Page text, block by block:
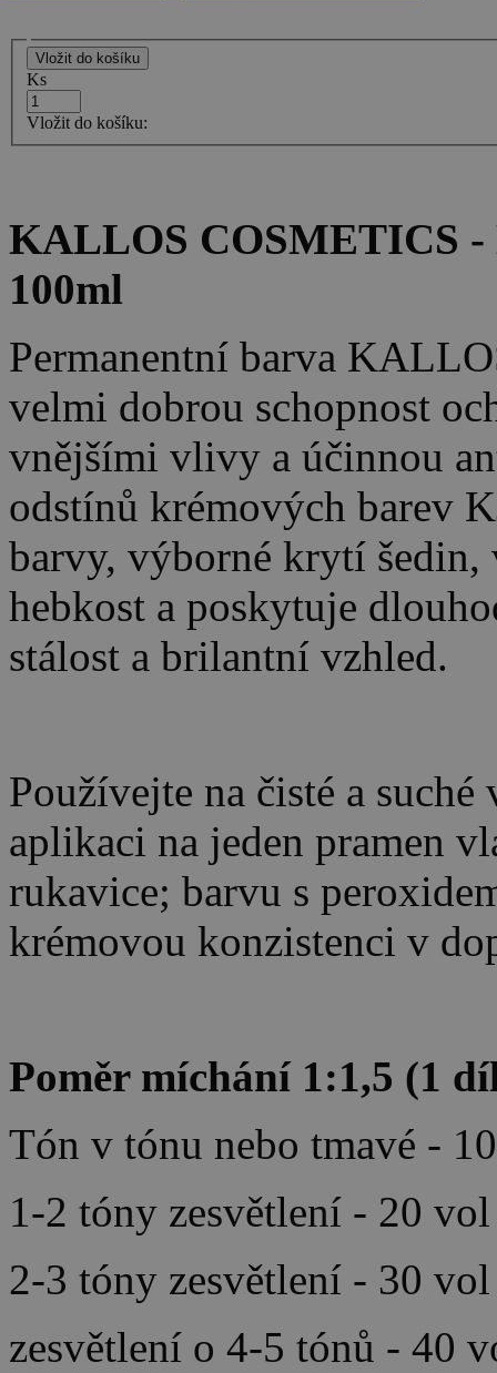
Ks
Vložit do košíku:
KALLOS COSMETICS
100ml
Permanentní barva
velmi dobrou schopnost
vnějšími vlivy a účinnou
odstínů krémových barev
barvy, výborné krytí šedin,
hebkost a poskytuje
stálost a brilantní vzhled.
Používejte na čisté a
aplikaci na jeden pramen
rukavice; barvu s
krémovou konzistenci v
Poměr míchání 1:1,5 (1
Tón v tónu nebo tmavé -
1-2 tóny zesvětlení - 20
2-3 tóny zesvětlení - 30
zesvětlení o 4-5 tónů - 40